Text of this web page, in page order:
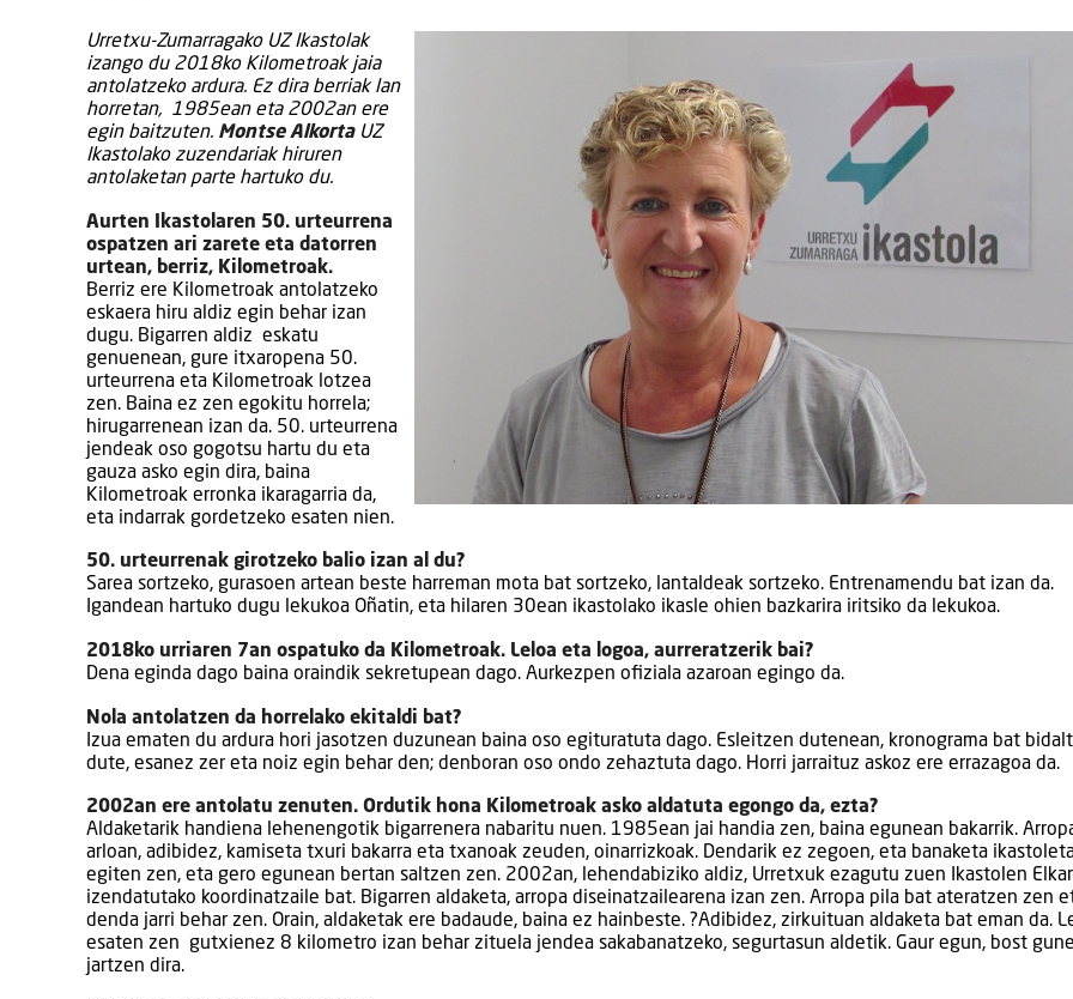
Urretxu-Zumarragako UZ Ikastolak
izango du 2018ko Kilometroak jaia
antolatzeko ardura. Ez dira berriak lan
horretan, 1985ean eta 2002an ere
egin baitzuten. Montse AlkortaUZ
Ikastolako zuzendariak hiruren
antolaketan parte hartuko du.
Aurten Ikastolaren 50. urteurrena
ospatzen ari zarete eta datorren
urtean, berriz, Kilometroak.
Berriz ere Kilometroak antolatzeko
eskaera hiru aldiz egin behar izan
dugu. Bigarren aldiz eskatu
genuenean, gure itxaropena 50.
urteurrena eta Kilometroak lotzea
zen. Baina ez zen egokitu horrela;
hirugarrenean izan da. 50. urteurrena
jendeak oso gogotsu hartu du eta
gauza asko egin dira, baina
Kilometroak erronka ikaragarria da,
eta indarrak gordetzeko esaten nien.
50. urteurrenak girotzeko balio izan al du?
Sarea sortzeko, gurasoen artean beste harreman mota bat sortzeko, lantaldeak sortzeko. Entrenamendu bat izan da.
Igandean hartuko dugu lekukoa Oñatin, eta hilaren 30ean ikastolako ikasle ohien bazkarira iritsiko da lekukoa.
2018ko urriaren 7an ospatuko da Kilometroak. Leloa eta logoa, aurreratzerik bai?
Dena eginda dago baina oraindik sekretupean dago. Aurkezpen ofiziala azaroan egingo da.
Nola antolatzen da horrelako ekitaldi bat?
Izua ematen du ardura hori jasotzen duzunean baina oso egituratuta dago. Esleitzen dutenean, kronograma bat
dute, esanez zer eta noiz egin behar den; denboran oso ondo zehaztuta dago. Horri jarraituz askoz ere errazagoa da.
2002an ere antolatu zenuten. Ordutik hona Kilometroak asko aldatuta egongo da, ezta?
Aldaketarik handiena lehenengotik bigarrenera nabaritu nuen. 1985ean jai handia zen, baina egunean bakarrik.
arloan, adibidez, kamiseta txuri bakarra eta txanoak zeuden, oinarrizkoak. Dendarik ez zegoen, eta banaketa
egiten zen, eta gero egunean bertan saltzen zen. 2002an, lehendabiziko aldiz, Urretxuk ezagutu zuen Ikastolen
izendatutako koordinatzaile bat. Bigarren aldaketa, arropa diseinatzailearena izan zen. Arropa pila bat ateratzen zen
denda jarri behar zen. Orain, aldaketak ere badaude, baina ez hainbeste. ?Adibidez, zirkuituan aldaketa bat eman da.
esaten zen gutxienez 8 kilometro izan behar zituela jendea sakabanatzeko, segurtasun aldetik. Gaur egun, bost gune
jartzen dira.